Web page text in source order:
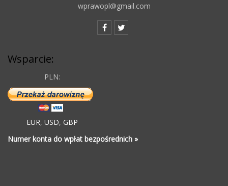
wprawopl@gmail.com
Wsparcie:
PLN:
EUR, USD, GBP
Numer konta do wpłat bezpośrednich »